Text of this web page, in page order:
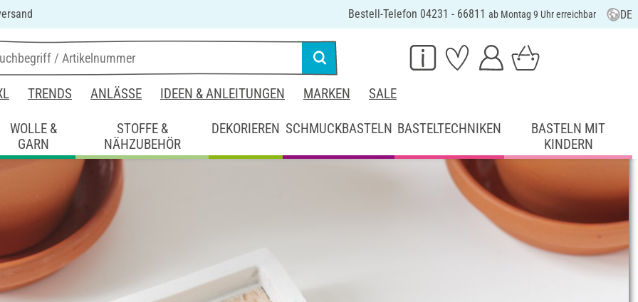
Bestell-Telefon 04231 - 66811 ab Montag 9 Uhr erreichbar DE
TRENDS ANLÄSSE IDEEN & ANLEITUNGEN MARKEN SALE
WOLLE &
GARN
STOFFE &
NÄHZUBEHÖR
DEKORIEREN SCHMUCKBASTELN BASTELTECHNIKEN
BASTELN MIT
KINDERN
Untersetzer aus Bastelklötzchen und Raysin
und Raysin